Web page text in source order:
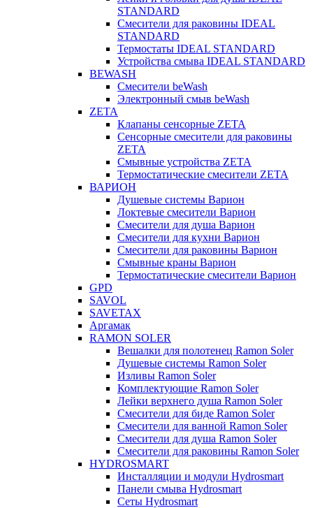
STANDARD
Смесители для раковины IDEAL
STANDARD
Термостаты IDEAL STANDARD
Устройства смыва IDEAL STANDARD
BEWASH
Смесители beWash
Электронный смыв beWash
ZETA
Клапаны сенсорные ZETA
Сенсорные смесители для раковины
ZETA
Смывные устройства ZETA
Термостатические смесители ZETA
ВАРИОН
Душевые системы Варион
Локтевые смесители Варион
Смесители для душа Варион
Смесители для кухни Варион
Смесители для раковины Варион
Смывные краны Варион
Термостатические смесители Варион
GPD
SAVOL
SAVETAX
Аргамак
RAMON SOLER
Вешалки для полотенец Ramon Soler
Душевые системы Ramon Soler
Изливы Ramon Soler
Комплектующие Ramon Soler
Лейки верхнего душа Ramon Soler
Смесители для биде Ramon Soler
Смесители для ванной Ramon Soler
Смесители для душа Ramon Soler
Смесители для раковины Ramon Soler
HYDROSMART
Инсталляции и модули Hydrosmart
Панели смыва Hydrosmart
Сеты Hydrosmart